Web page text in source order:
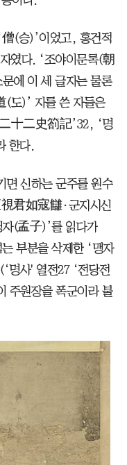
僧(승)’이었고, 홍건적
였다. ‘조야이문록(朝
에 이 세 글자는 물론
(도)’ 자를 쓴 자들은
十二史箚記’32, ‘명
한다.
면 신하는 군주를 원수
君如寇讎·군지시신
자(孟子)’를 읽다가
부분을 삭제한 ‘맹자
명사' 열전27 ‘전당전
주원장을 폭군이라 불